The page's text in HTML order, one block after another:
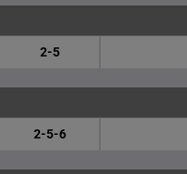
2-5
2-5-6